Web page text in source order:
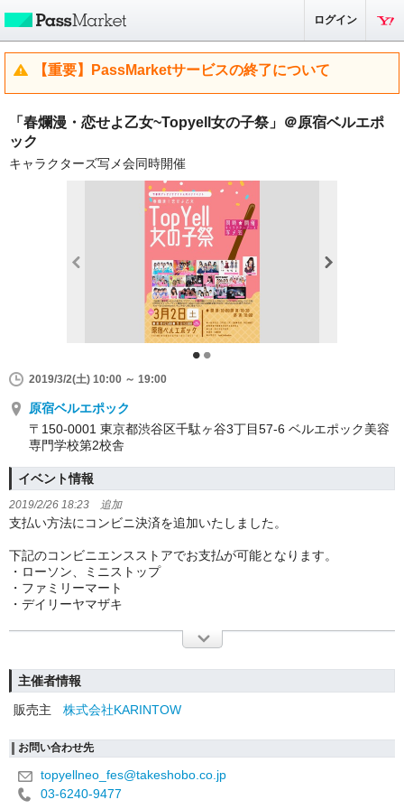
ログイン
【重要】PassMarketサービスの終了について
「春爛漫・恋せよ乙女~Topyell女の子祭」＠原宿ベルエポ
ック
キャラクターズ写メ会同時開催
2019/3/2(土) 10:00 ～ 19:00
原宿ベルエポック
〒150-0001 東京都渋谷区千駄ヶ谷3丁目57-6 ベルエポック美容
専門学校第2校舎
イベント情報
2019/2/26 18:23 追加
支払い方法にコンビニ決済を追加いたしました。
下記のコンビニエンスストアでお支払が可能となります。
・ローソン、ミニストップ
・ファミリーマート
・デイリーヤマザキ
主催者情報
販売主
株式会社KARINTOW
お問い合わせ先
topyellneo_fes@takeshobo.co.jp
03-6240-9477